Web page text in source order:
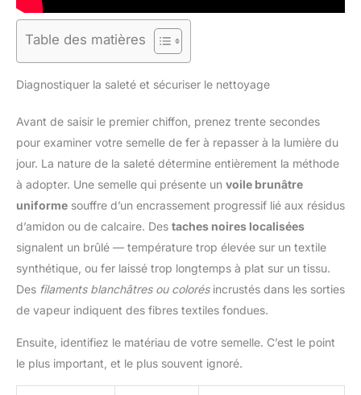
Table des matières
Diagnostiquer la saleté et sécuriser le nettoyage
Avant de saisir le premier chiffon, prenez trente secondes
pour examiner votre semelle de fer à repasser à la lumière du
jour. La nature de la saleté détermine entièrement la méthode
à adopter. Une semelle qui présente un voile brunâtre
uniforme souffre d’un encrassement progressif lié aux résidus
d’amidon ou de calcaire. Des taches noires localisées
signalent un brûlé — température trop élevée sur un textile
synthétique, ou fer laissé trop longtemps à plat sur un tissu.
Des filaments blanchâtres ou colorésincrustés dans les sorties
de vapeur indiquent des fibres textiles fondues.
Ensuite, identifiez le matériau de votre semelle. C’est le point
le plus important, et le plus souvent ignoré.